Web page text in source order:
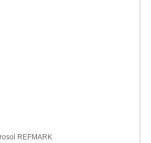
REFMARK